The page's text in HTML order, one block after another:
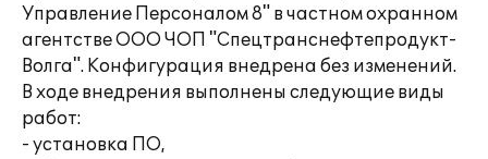
Управление Персоналом 8" в частном охранном
агентстве ООО ЧОП "Спецтранснефтепродукт-
Волга". Конфигурация внедрена без изменений.
В ходе внедрения выполнены следующие виды
работ:
- установка ПО,